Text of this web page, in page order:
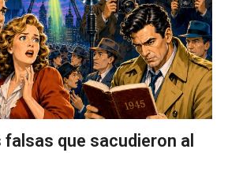
que sacudieron al